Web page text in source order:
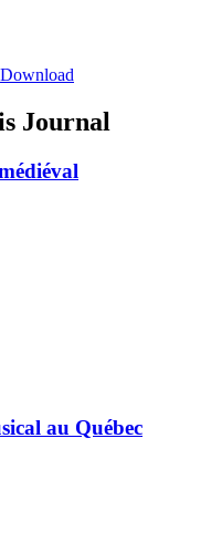
Download
Journal
au Québec